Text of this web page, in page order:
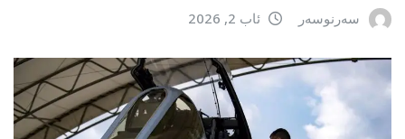
سەرنوسەر ئاب 2, 2026